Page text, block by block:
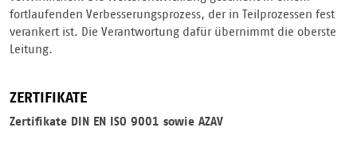
fortlaufenden Verbesserungsprozess, der in Teilprozessen fest
verankert ist. Die Verantwortung dafür übernimmt die oberste
Leitung.
ZERTIFIKATE
Zertifikate DIN EN ISO 9001 sowie AZAV